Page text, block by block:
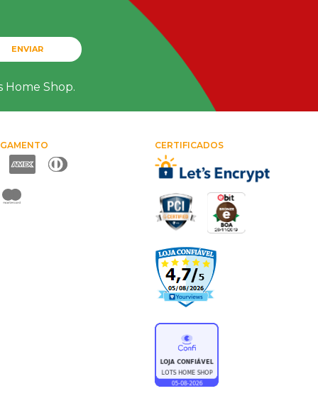
Home Shop.
ENVIAR
CERTIFICADOS